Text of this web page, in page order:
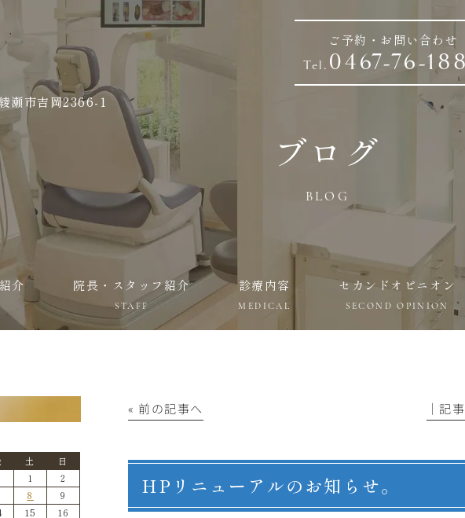
瀬市吉岡2366-1
ご予約・お問い合わせ
Tel. 0467-76-
ブログ
BLOG
介 院長・スタッフ紹介
STAFF
診療内容
MEDICAL
セカンドオピニオン
SECOND OPINION
« 前の記事へ │記
HPリニューアルのお知らせ。
土
日
1
2
8
9
15
16